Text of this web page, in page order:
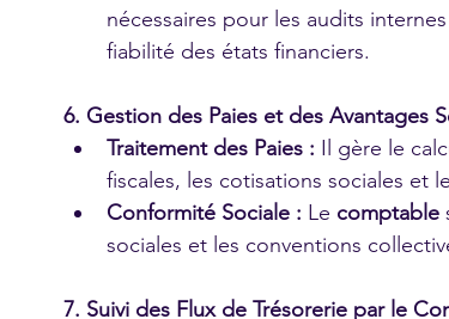
nécessaires pour les audits
fiabilité des états financiers.
6. Gestion des Paies et des Avantages
Traitement des Paies : Il gère le
fiscales, les cotisations sociales et
Conformité Sociale : Le comptable
sociales et les conventions
7. Suivi des Flux de Trésorerie par le